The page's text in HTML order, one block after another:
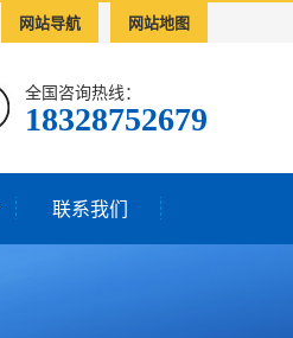
网站导航 网站地图
全国咨询热线：
18328752679‬
联系我们